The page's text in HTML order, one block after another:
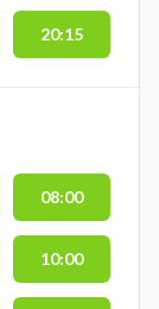
20:15
08:00
10:00